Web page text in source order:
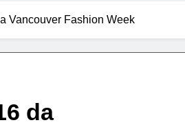
Vancouver Fashion Week
da